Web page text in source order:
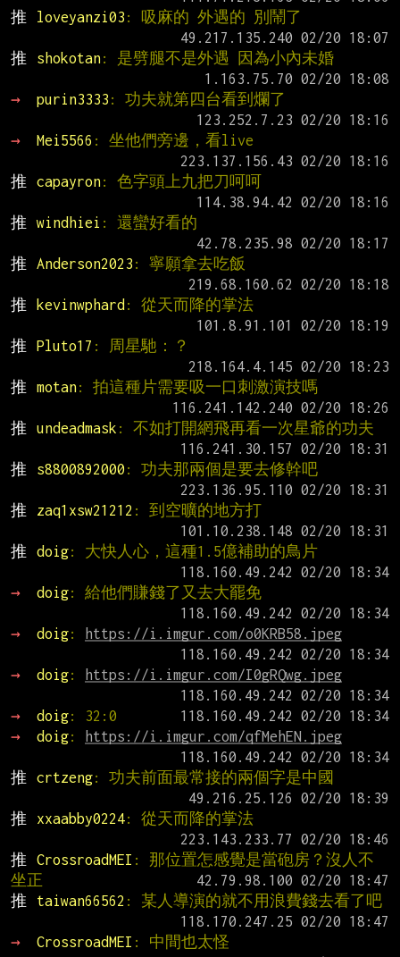
推
loveyanzi03 : 吸麻的 外遇的 別鬧了
推
shokotan: 是劈腿不是外遇 因為小內未婚
→
purin3333 : 功夫就第四台看到爛了
→
Mei5566 : 坐他們旁邊，看live
推
capayron: 色字頭上九把刀呵呵
推
windhiei : 還蠻好看的
推
Anderson2023 : 寧願拿去吃飯
推
kevinwphard : 從天而降的掌法
推
Pluto17 : 周星馳：？
推
motan: 拍這種片需要吸一口刺激演技嗎
推
undeadmask : 不如打開網飛再看一次星爺的功夫
推
s8800892000 : 功夫那兩個是要去修幹吧
推
zaq1xsw21212 : 到空曠的地方打
推
doig: 大快人心，這種1.5億補助的鳥片
→
doig: 給他們賺錢了又去大罷免
→
doig:
https://i.imgur.com/o0KRB58.jpeg
→
doig:
https://i.imgur.com/I0gRQwg.jpeg
→
doig: 32:0
→
doig:
https://i.imgur.com/qfMehEN.jpeg
推
crtzeng: 功夫前面最常接的兩個字是中國
推
xxaabby0224: 從天而降的掌法
推
CrossroadMEI : 那位置怎感覺是當砲房？沒人不
坐正
推
taiwan66562 : 某人導演的就不用浪費錢去看了吧
→
CrossroadMEI : 中間也太怪